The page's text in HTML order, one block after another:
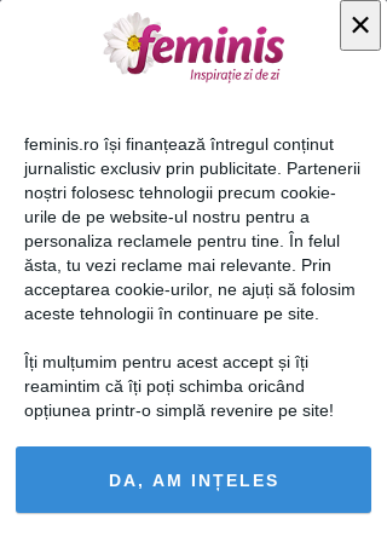
×
feminis.ro își finanțează întregul conținut
jurnalistic exclusiv prin publicitate. Partenerii
noștri folosesc tehnologii precum cookie-
urile de pe website-ul nostru pentru a
personaliza reclamele pentru tine. În felul
ăsta, tu vezi reclame mai relevante. Prin
acceptarea cookie-urilor, ne ajuți să folosim
aceste tehnologii în continuare pe site.
Îți mulțumim pentru acest accept și îți
reamintim că îți poți schimba oricând
opțiunea printr-o simplă revenire pe site!
DA, AM INȚELES
pentru animalul de
companie "